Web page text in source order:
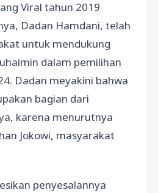
Viral tahun 2019
Dadan Hamdani, telah
untuk mendukung
dalam pemilihan
Dadan meyakini bahwa
bagian dari
karena menurutnya
Jokowi, masyarakat
penyesalannya